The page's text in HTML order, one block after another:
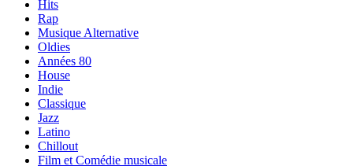
Hits
Rap
Musique Alternative
Oldies
Années 80
House
Indie
Classique
Jazz
Latino
Chillout
Film et Comédie musicale